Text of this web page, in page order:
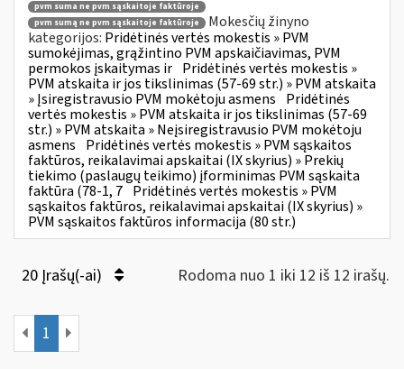
pvm suma ne pvm sąskaitoje faktūroje
pvm sumą ne pvm sąskaitoje faktūroje
Mokesčių žinyno
kategorijos: Pridėtinės vertės mokestis » PVM
sumokėjimas, grąžintino PVM apskaičiavimas, PVM
permokos įskaitymas ir Pridėtinės vertės mokestis »
PVM atskaita ir jos tikslinimas (57-69 str.) » PVM atskaita
» Įsiregistravusio PVM mokėtoju asmens Pridėtinės
vertės mokestis » PVM atskaita ir jos tikslinimas (57-69
str.) » PVM atskaita » Neįsiregistravusio PVM mokėtoju
asmens Pridėtinės vertės mokestis » PVM sąskaitos
faktūros, reikalavimai apskaitai (IX skyrius) » Prekių
tiekimo (paslaugų teikimo) įforminimas PVM sąskaita
faktūra (78-1, 7 Pridėtinės vertės mokestis » PVM
sąskaitos faktūros, reikalavimai apskaitai (IX skyrius) »
PVM sąskaitos faktūros informacija (80 str.)
20 Įrašų(-ai) Rodoma nuo 1 iki 12 iš 12 irašų.
1